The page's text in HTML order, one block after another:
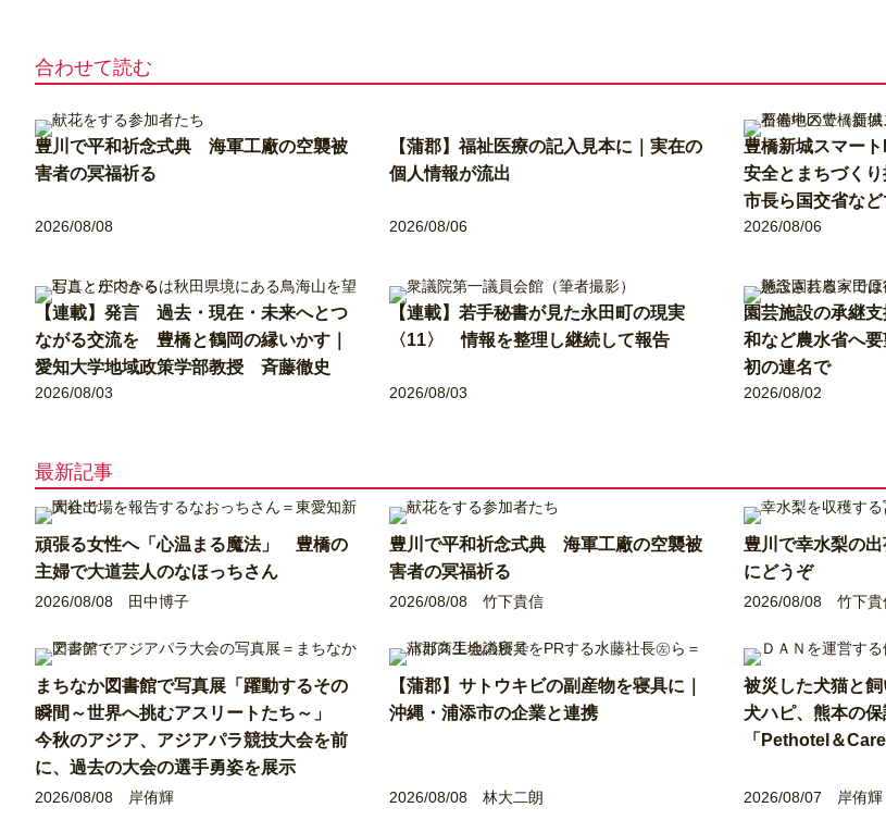
合わせて読む
豊川で平和祈念式典 海軍工廠の空襲被
害者の冥福祈る
2026/08/08
【蒲郡】福祉医療の記入見本に｜実在の
個人情報が流出
2026/08/06
豊橋新城スマー
安全とまちづく
市長ら国交省な
2026/08/06
【連載】発言 過去・現在・未来へとつ
ながる交流を 豊橋と鶴岡の縁いかす｜
愛知大学地域政策学部教授 斉藤徹史
2026/08/03
【連載】若手秘書が見た永田町の現実
〈11〉 情報を整理し継続して報告
2026/08/03
園芸施設の承継
和など農水省へ
初の連名で
2026/08/02
最新記事
頑張る女性へ「心温まる魔法」 豊橋の
主婦で大道芸人のなほっちさん
2026/08/08 田中博子
豊川で平和祈念式典 海軍工廠の空襲被
害者の冥福祈る
2026/08/08 竹下貴信
豊川で幸水梨の
にどうぞ
2026/08/08 竹下貴
まちなか図書館で写真展「躍動するその
瞬間～世界へ挑むアスリートたち～」
今秋のアジア、アジアパラ競技大会を前
に、過去の大会の選手勇姿を展示
2026/08/08 岸侑輝
【蒲郡】サトウキビの副産物を寝具に｜
沖縄・浦添市の企業と連携
2026/08/08 林大二朗
被災した犬猫と
犬ハピ、熊本の
「Pethotel＆
2026/08/07 岸侑輝